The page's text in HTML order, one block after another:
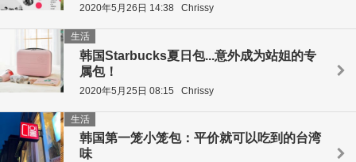
2020年5月26日 14:38 Chrissy
韩国Starbucks夏日包...意外成为站姐的专
属包！
生活
2020年5月25日 08:15 Chrissy
韩国第一笼小笼包：平价就可以吃到的台湾
味
生活